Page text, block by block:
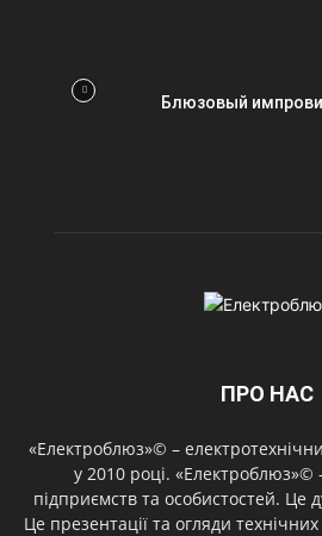
Блюзовый
ПРО НАС
«Електроблюз»© –
у 2010 році. «Електроблюз»© –
підприємств та особистостей. Це
Це презентації та огляди